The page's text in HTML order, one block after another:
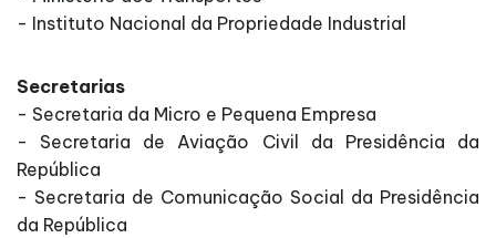
- Instituto Nacional da Propriedade Industrial
Secretarias
- Secretaria da Micro e Pequena Empresa
- Secretaria de Aviação Civil da Presidência da
República
- Secretaria de Comunicação Social da Presidência
da República